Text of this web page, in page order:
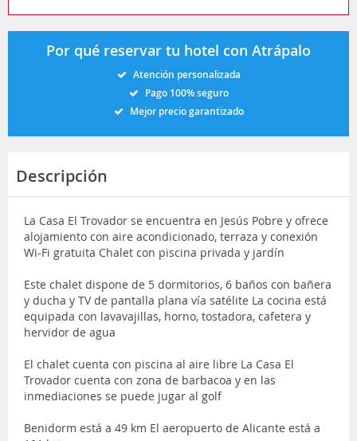
Por qué reservar tu hotel con Atrápalo
Atención personalizada
Pago 100% seguro
Mejor precio garantizado
Descripción
La Casa El Trovador se encuentra en Jesús Pobre y ofrece
alojamiento con aire acondicionado, terraza y conexión
Wi-Fi gratuita Chalet con piscina privada y jardín
Este chalet dispone de 5 dormitorios, 6 baños con bañera
y ducha y TV de pantalla plana vía satélite La cocina está
equipada con lavavajillas, horno, tostadora, cafetera y
hervidor de agua
El chalet cuenta con piscina al aire libre La Casa El
Trovador cuenta con zona de barbacoa y en las
inmediaciones se puede jugar al golf
Benidorm está a 49 km El aeropuerto de Alicante está a